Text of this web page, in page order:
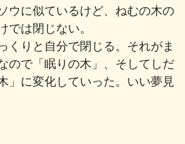
ウに似ているけど、ねむの木の
では閉じない。
くりと自分で閉じる。それがま
ので「眠りの木」、そしてしだ
」に変化していった。いい夢見